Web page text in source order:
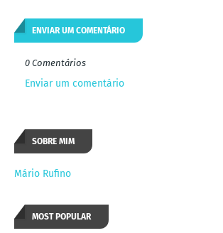
ENVIAR UM COMENTÁRIO
0 Comentários
Enviar um comentário
SOBRE MIM
Mário Rufino
MOST POPULAR